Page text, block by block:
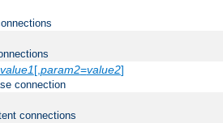
value1[,param2=value2]
connection
connections